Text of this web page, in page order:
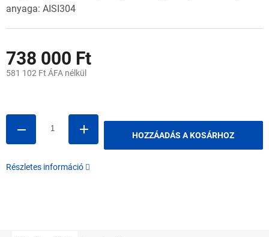
738 000 Ft
581 102 Ft ÁFA nélkül
HOZZÁADÁS A KOSÁRHOZ
anyaga: AISI304
Részletes információ